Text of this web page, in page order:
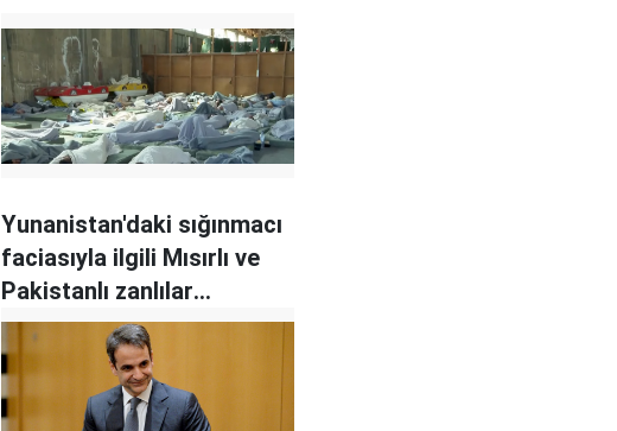
Yunanistan'daki sığınmacı
faciasıyla ilgili Mısırlı ve
Pakistanlı zanlılar
gözaltına alındı